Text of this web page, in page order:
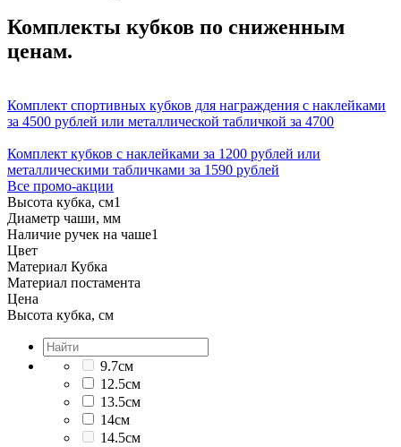
Комплекты кубков по сниженным
ценам.
Комплект спортивных кубков для награждения с наклейками
за 4500 рублей или металлической табличкой за 4700
Комплект кубков с наклейками за 1200 рублей или
металлическими табличками за 1590 рублей
Все промо-акции
Высота кубка, см1
Диаметр чаши, мм
Наличие ручек на чаше1
Цвет
Материал Кубка
Материал постамента
Цена
Высота кубка, см
9.7см
12.5см
13.5см
14см
14.5см